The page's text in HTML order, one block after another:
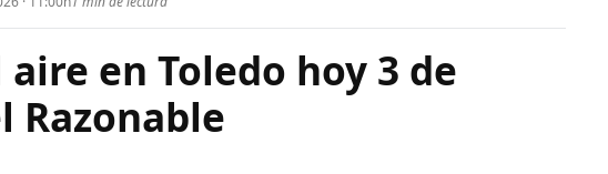
en Toledo hoy 3 de
Razonable